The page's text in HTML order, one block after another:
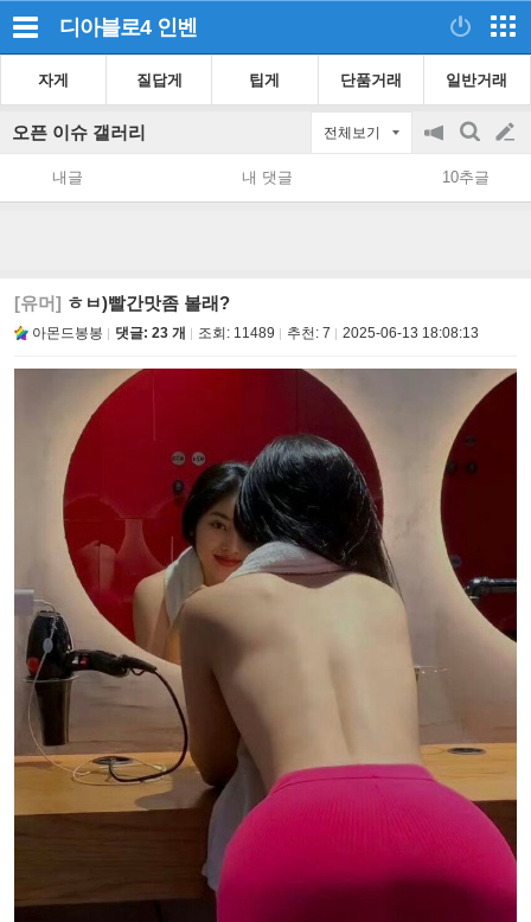
디아블로4 인벤
자게 질답게 팁게 단품거래 일반거래
오픈 이슈 갤러리 전체보기
공
지
on/off
검
색
글
쓰
내글 내 댓글 10추글
[유머] ㅎㅂ)빨간맛좀 볼래?
아몬드봉봉 댓글: 23 개 조회: 11489 추천: 7 2025-06-13 18:08:13